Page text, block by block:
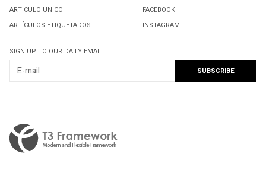
ARTICULO UNICO
ARTÍCULOS ETIQUETADOS
FACEBOOK
INSTAGRAM
SIGN UP TO OUR DAILY EMAIL